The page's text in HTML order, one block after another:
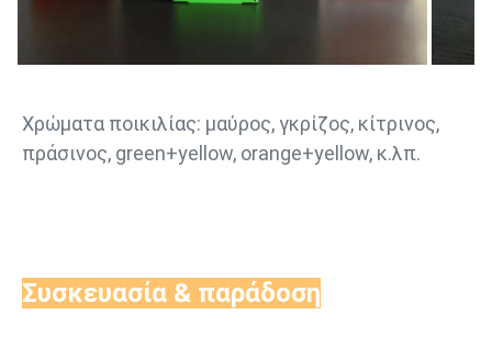
Χρώματα ποικιλίας: μαύρος, γκρίζος, κίτρινος,
πράσινος, green+yellow, orange+yellow, κ.λπ.
Συσκευασία & παράδοση